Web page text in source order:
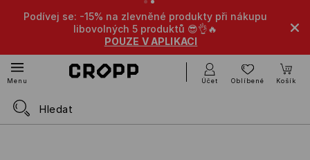
Podívej se: -15% na zlevněné produkty při nákupu
libovolných 5 produktů 😎👌🔥
POUZE V APLIKACI
Menu Účet Oblíbené Košík